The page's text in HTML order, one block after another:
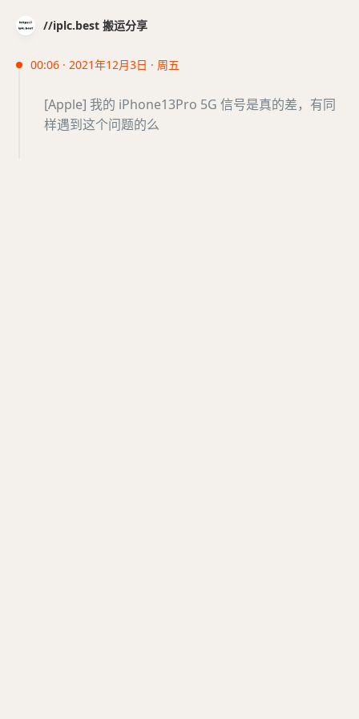
//iplc.best 搬运分享
00:06 · 2021年12月3日 · 周五
[Apple] 我的 iPhone13Pro 5G 信号是真的差，有同
样遇到这个问题的么